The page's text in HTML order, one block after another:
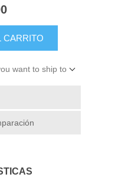
CARRITO
want to ship to